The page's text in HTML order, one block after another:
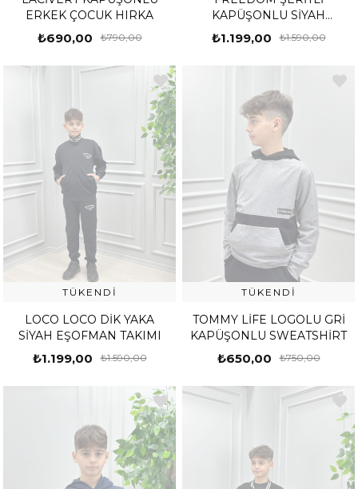
ERKEK ÇOCUK HIRKA
₺690,00 ₺790,00
KAPÜŞONLU SİYAH
EŞOFMAN TAKIMI
₺1.199,00 ₺1.590,00
TÜKENDI
LOCO LOCO DİK YAKA
SİYAH EŞOFMAN TAKIMI
₺1.199,00 ₺1.590,00
TÜKENDI
TOMMY LİFE LOGOLU GRİ
KAPÜŞONLU SWEATSHİRT
₺650,00 ₺750,00